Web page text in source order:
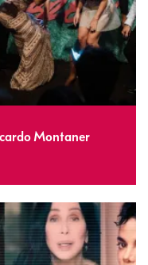
Montaner